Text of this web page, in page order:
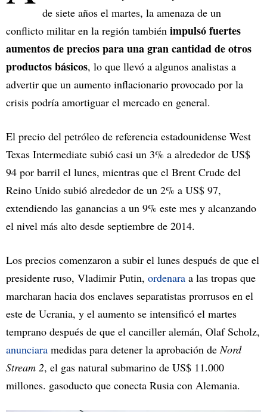
de siete años el martes, la amenaza de un
conflicto militar en la región también impulsó fuertes
aumentos de precios para una gran cantidad de otros
productos básicos, lo que llevó a algunos analistas a
advertir que un aumento inflacionario provocado por la
crisis podría amortiguar el mercado en general.
El precio del petróleo de referencia estadounidense West
Texas Intermediate subió casi un 3% a alrededor de US$
94 por barril el lunes, mientras que el Brent Crude del
Reino Unido subió alrededor de un 2% a US$ 97,
extendiendo las ganancias a un 9% este mes y alcanzando
el nivel más alto desde septiembre de 2014.
Los precios comenzaron a subir el lunes después de que el
presidente ruso, Vladimir Putin, ordenara a las tropas que
marcharan hacia dos enclaves separatistas prorrusos en el
este de Ucrania, y el aumento se intensificó el martes
temprano después de que el canciller alemán, Olaf Scholz,
anunciara medidas para detener la aprobación deNord
Stream 2, el gas natural submarino de US$ 11.000
millones. gasoducto que conecta Rusia con Alemania.